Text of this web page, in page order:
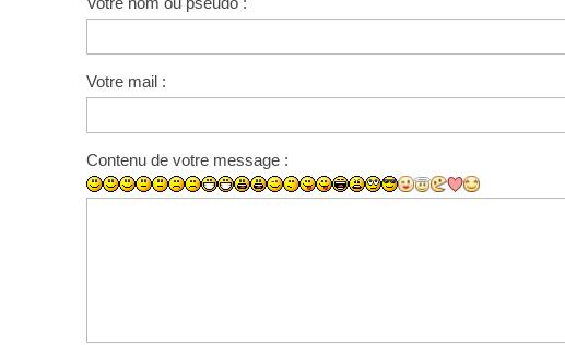
Votre mail :
Contenu de votre message :